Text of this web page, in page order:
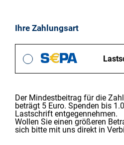
Ihre Zahlungsart
Der Mindestbeitrag für die
beträgt 5 Euro. Spenden bis
Lastschrift entgegennehmen.
Wollen Sie einen größeren
sich bitte mit uns direkt in